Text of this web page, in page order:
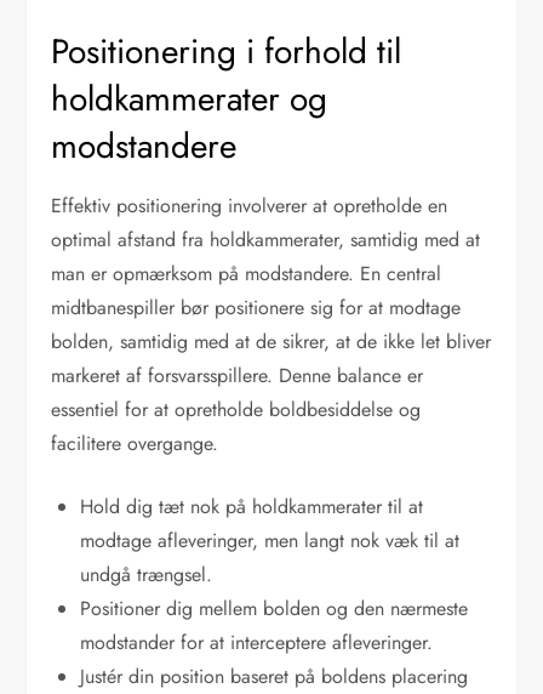
Positionering i forhold til
holdkammerater og
modstandere
Effektiv positionering involverer at opretholde en
optimal afstand fra holdkammerater, samtidig med at
man er opmærksom på modstandere. En central
midtbanespiller bør positionere sig for at modtage
bolden, samtidig med at de sikrer, at de ikke let bliver
markeret af forsvarsspillere. Denne balance er
essentiel for at opretholde boldbesiddelse og
facilitere overgange.
Hold dig tæt nok på holdkammerater til at
modtage afleveringer, men langt nok væk til at
undgå trængsel.
Positioner dig mellem bolden og den nærmeste
modstander for at interceptere afleveringer.
Justér din position baseret på boldens placering